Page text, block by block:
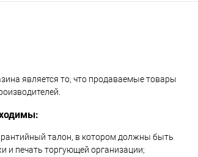
является то, что продаваемые товары
талон, в котором должны быть
и печать торгующей организации;